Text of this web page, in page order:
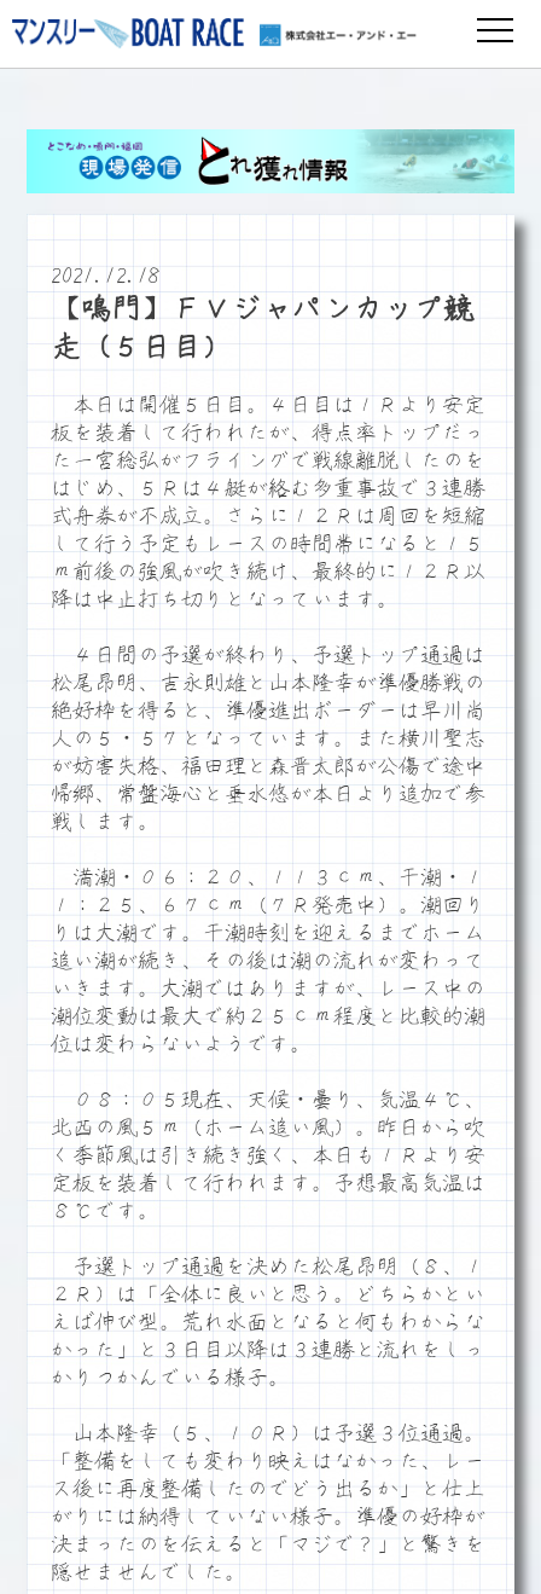
2021.12.18
【鳴門】ＦＶジャパンカップ競
走（５日目）
本日は開催５日目。４日目は１Ｒより安定
板を装着して行われたが、得点率トップだっ
た一宮稔弘がフライングで戦線離脱したのを
はじめ、５Ｒは４艇が絡む多重事故で３連勝
式舟券が不成立。さらに１２Ｒは周回を短縮
して行う予定もレースの時間帯になると１５
ｍ前後の強風が吹き続け、最終的に１２Ｒ以
降は中止打ち切りとなっています。
４日間の予選が終わり、予選トップ通過は
松尾昂明、吉永則雄と山本隆幸が準優勝戦の
絶好枠を得ると、準優進出ボーダーは早川尚
人の５・５７となっています。また横川聖志
が妨害失格、福田理と森晋太郎が公傷で途中
帰郷、常盤海心と垂水悠が本日より追加で参
戦します。
満潮・０６：２０、１１３ｃｍ、干潮・１
１：２５、６７ｃｍ（７Ｒ発売中）。潮回り
りは大潮です。干潮時刻を迎えるまでホーム
追い潮が続き、その後は潮の流れが変わって
いきます。大潮ではありますが、レース中の
潮位変動は最大で約２５ｃｍ程度と比較的潮
位は変わらないようです。
０８：０５現在、天候・曇り、気温４℃、
北西の風５ｍ（ホーム追い風）。昨日から吹
く季節風は引き続き強く、本日も１Ｒより安
定板を装着して行われます。予想最高気温は
８℃です。
予選トップ通過を決めた松尾昂明（８、１
２Ｒ）は「全体に良いと思う。どちらかとい
えば伸び型。荒れ水面となると何もわからな
かった」と３日目以降は３連勝と流れをしっ
かりつかんでいる様子。
山本隆幸（５、１０Ｒ）は予選３位通過。
「整備をしても変わり映えはなかった、レー
ス後に再度整備したのでどう出るか」と仕上
がりには納得していない様子。準優の好枠が
決まったのを伝えると「マジで？」と驚きを
隠せませんでした。